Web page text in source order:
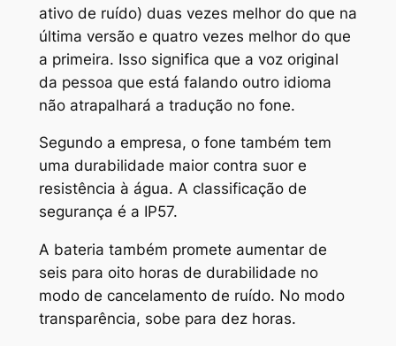
ativo de ruído) duas vezes melhor do que na
última versão e quatro vezes melhor do que
a primeira. Isso significa que a voz original
da pessoa que está falando outro idioma
não atrapalhará a tradução no fone.
Segundo a empresa, o fone também tem
uma durabilidade maior contra suor e
resistência à água. A classificação de
segurança é a IP57.
A bateria também promete aumentar de
seis para oito horas de durabilidade no
modo de cancelamento de ruído. No modo
transparência, sobe para dez horas.